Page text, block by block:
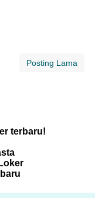
Posting Lama
terbaru!